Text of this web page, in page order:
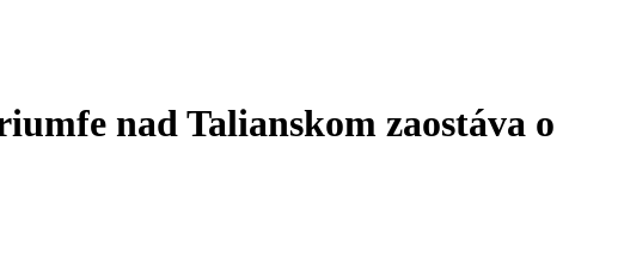
nad Talianskom zaostáva o